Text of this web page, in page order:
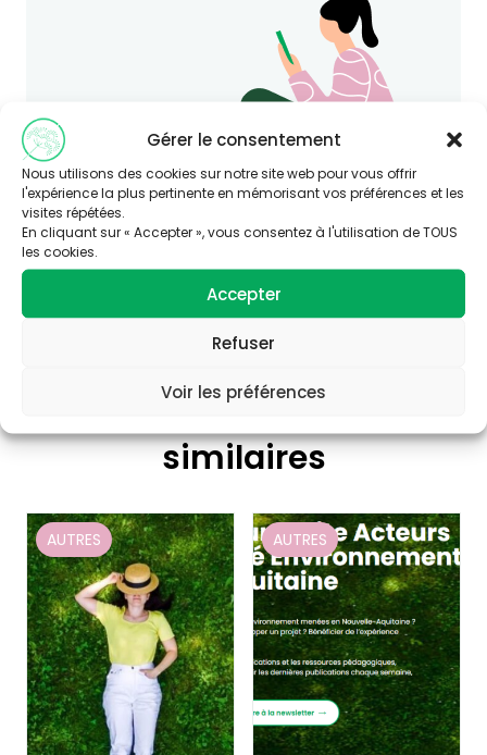
Gérer le consentement
Nous utilisons des cookies sur notre site web pour vous offrir
l'expérience la plus pertinente en mémorisant vos préférences et les
visites répétées.
En cliquant sur « Accepter », vous consentez à l'utilisation de TOUS
les cookies.
Accepter
Refuser
Voir les préférences
similaires
AUTRES AUTRES